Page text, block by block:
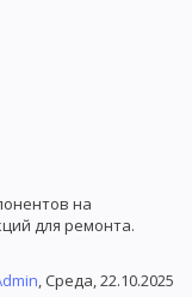
на
для ремонта.
, Среда, 22.10.2025